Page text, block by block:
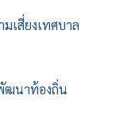
เสี่ยงเทศบาล
ฒนาท้องถิ่น